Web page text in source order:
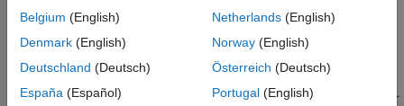
[counts,binLocations ] = imhist(I,n)は、ヒストグラムを計算
するために使用されるビンの個数nを指定します。
binLocations はカラーマップ
を使用してインデックス付きイメージXについてヒストグラムを
Belgium (English)
Denmark (English)
Deutschland (Deutsch)
España (Español)
Netherlands(English)
Norway(English)
Österreich (Deutsch)
Portugal(English)